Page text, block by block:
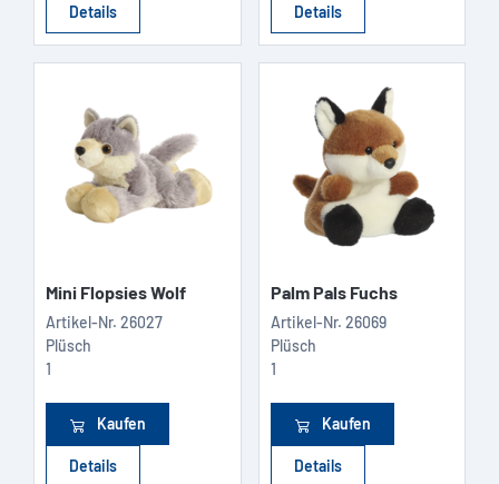
Details Details
Mini Flopsies Wolf
Artikel-Nr. 26027
Plüsch
1
Kaufen
Details
Palm Pals Fuchs
Artikel-Nr. 26069
Plüsch
1
Kaufen
Details